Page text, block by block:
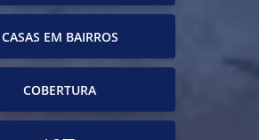
CASAS EM BAIRROS
COBERTURA